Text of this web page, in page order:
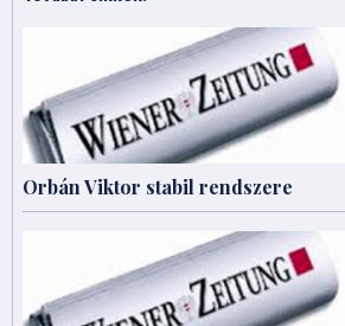
Orbán Viktor stabil rendszere